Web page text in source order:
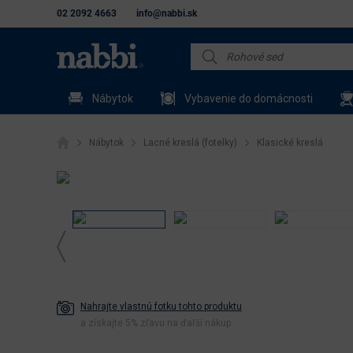
02 2092 4663 info@nabbi.sk
Nábytok Vybavenie do domácnosti
Nábytok Lacné kreslá (fotelky) Klasické kreslá
Nahrajte vlastnú fotku tohto produktu
a získajte 5% zľavu na ďaľší nákup